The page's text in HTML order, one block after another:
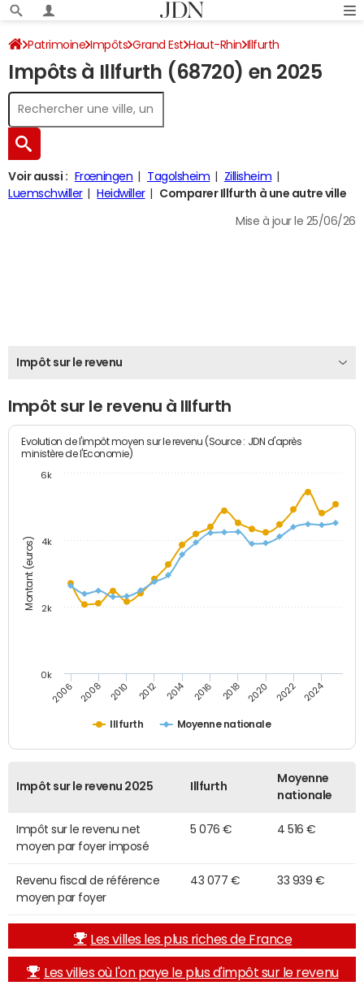
Patrimoine Impôts Grand Est Haut-Rhin Illfurth
Impôt sur le revenu
Impôts à Illfurth (68720) en 2025
Voir aussi : Frœningen Tagolsheim
Zillisheim
Luemschwiller
Heidwiller Comparer Illfurth à une autre ville
Mise à jour le 25/06/26
Impôt sur le revenu
Impôt sur le revenu à Illfurth
Montant (euros)
Evolution de l'impôt moyen sur le revenu (Source : JDN d'après
ministère de l'Economie)
Illfurth Moyenne nationale
2006 2008 2010 2012 2014 2016 2018 2020 2022 2024
0k
2k
4k
6k
Impôt sur le revenu 2025 Illfurth
Moyenne
nationale
Impôt sur le revenu net
moyen par foyer imposé
5 076 € 4 516 €
Revenu fiscal de référence
moyen par foyer
43 077 € 33 939 €
Les villes les plus riches de France
Les villes où l'on paye le plus d'impôt sur le revenu